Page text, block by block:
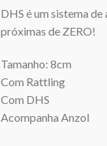
DHS é um sistema
próximas de ZERO!
Tamanho: 8cm
Com Rattling
Com DHS
Acompanha Anzol